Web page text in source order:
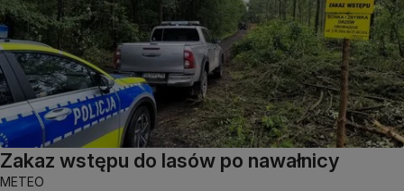
Zakaz wstępu do lasów po nawałnicy
METEO